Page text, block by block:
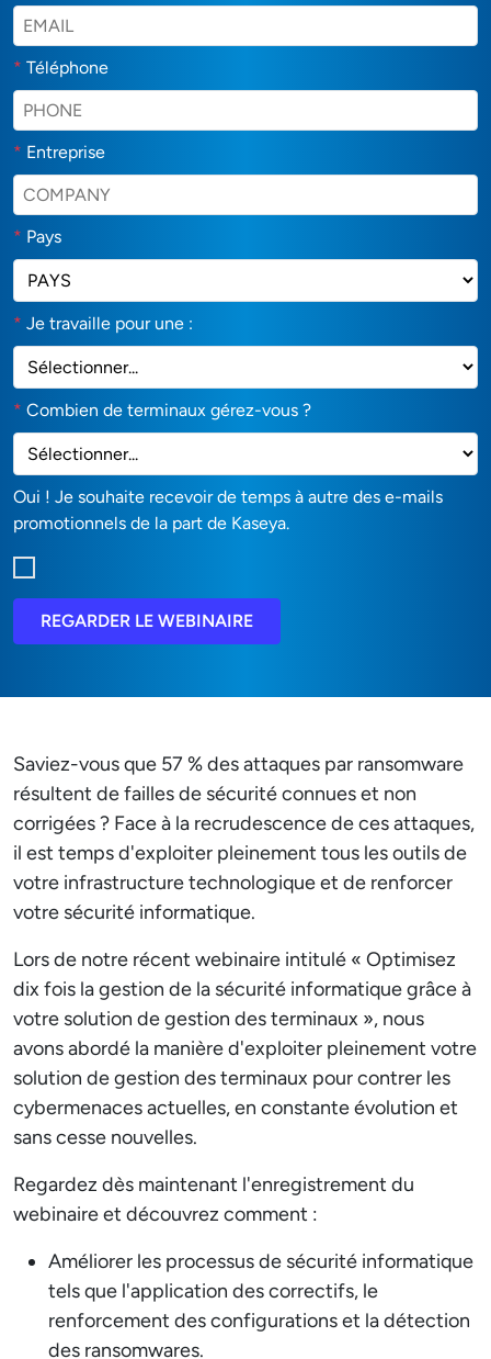
* Téléphone
* Entreprise
* Pays
* Je travaille pour une :
* Combien de terminaux gérez-vous ?
Oui ! Je souhaite recevoir de temps à autre des e-mails
promotionnels de la part de Kaseya.
REGARDER LE WEBINAIRE
Saviez-vous que 57 % des attaques par ransomware
résultent de failles de sécurité connues et non
corrigées ? Face à la recrudescence de ces attaques,
il est temps d'exploiter pleinement tous les outils de
votre infrastructure technologique et de renforcer
votre sécurité informatique.
Lors de notre récent webinaire intitulé « Optimisez
dix fois la gestion de la sécurité informatique grâce à
votre solution de gestion des terminaux », nous
avons abordé la manière d'exploiter pleinement votre
solution de gestion des terminaux pour contrer les
cybermenaces actuelles, en constante évolution et
sans cesse nouvelles.
Regardez dès maintenant l'enregistrement du
webinaire et découvrez comment :
Améliorer les processus de sécurité informatique
tels que l'application des correctifs, le
renforcement des configurations et la détection
des ransomwares.